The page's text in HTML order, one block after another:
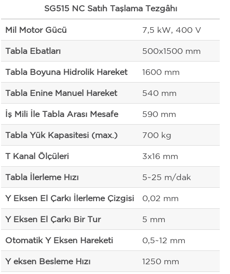
SG515 NC Satıh Taşlama Tezgâhı
Mil Motor Gücü 7,5 kW, 400 V
Tabla Ebatları 500x1500 mm
Tabla Boyuna Hidrolik Hareket 1600 mm
Tabla Enine Manuel Hareket 540 mm
İş Mili İle Tabla Arası Mesafe 590 mm
Tabla Yük Kapasitesi (max.) 700 kg
T Kanal Ölçüleri 3x16 mm
Tabla İlerleme Hızı 5~25 m/dak
Y Eksen El Çarkı İlerleme Çizgisi 0,02 mm
Y Eksen El Çarkı Bir Tur 5 mm
Otomatik Y Eksen Hareketi 0,5~12 mm
Y eksen Besleme Hızı 1250 mm